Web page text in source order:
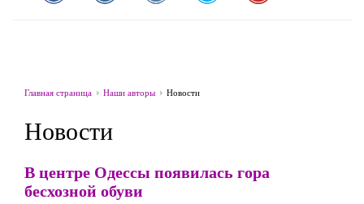
Главная страница Наши авторы Новости
Новости
В центре Одессы появилась гора
бесхозной обуви